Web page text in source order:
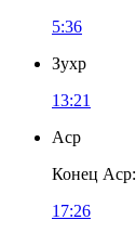
5:36
Зухр
13:21
Аср
Конец Аср:
17:26